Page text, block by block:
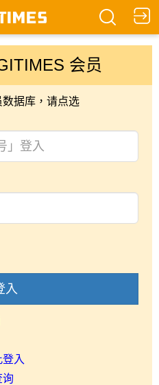
会员
据库，请点选
入
入
询